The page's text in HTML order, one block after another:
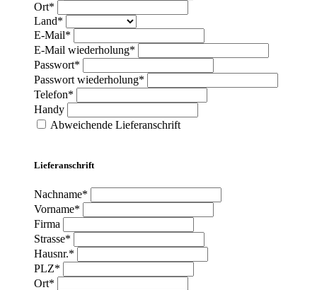
Ort*
Land*
E-Mail*
E-Mail wiederholung*
Passwort*
Passwort wiederholung*
Telefon*
Handy
Abweichende Lieferanschrift
Lieferanschrift
Nachname*
Vorname*
Firma
Strasse*
Hausnr.*
PLZ*
Ort*